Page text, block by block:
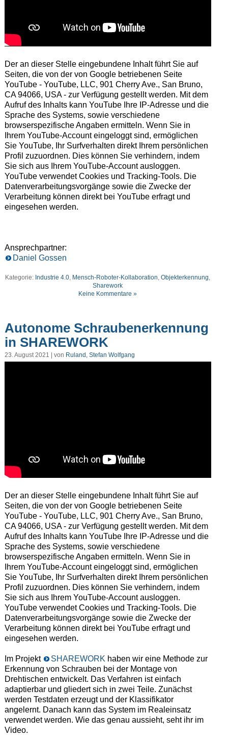
Der an dieser Stelle eingebundene Inhalt führt Sie auf
Seiten, die von der von Google betriebenen Seite
YouTube - YouTube, LLC, 901 Cherry Ave., San Bruno,
CA 94066, USA - zur Verfügung gestellt werden. Mit dem
Aufruf des Inhalts kann YouTube Ihre IP-Adresse und die
Sprache des Systems, sowie verschiedene
browserspezifische Angaben ermitteln. Wenn Sie in
Ihrem YouTube-Account eingeloggt sind, ermöglichen
Sie YouTube, Ihr Surfverhalten direkt Ihrem persönlichen
Profil zuzuordnen. Dies können Sie verhindern, indem
Sie sich aus Ihrem YouTube-Account ausloggen.
YouTube verwendet Cookies und Tracking-Tools. Die
Datenverarbeitungsvorgänge sowie die Zwecke der
Verarbeitung können direkt bei YouTube erfragt und
eingesehen werden.
Ansprechpartner:
Daniel Gossen
Kategorie: Industrie 4.0, Mensch-Roboter-Kollaboration,Objekterkennung,
Sharework
Keine Kommentare »
Autonome Schraubenerkennung
in SHAREWORK
23. August 2021 | von Ruland, Stefan Wolfgang
Der an dieser Stelle eingebundene Inhalt führt Sie auf
Seiten, die von der von Google betriebenen Seite
YouTube - YouTube, LLC, 901 Cherry Ave., San Bruno,
CA 94066, USA - zur Verfügung gestellt werden. Mit dem
Aufruf des Inhalts kann YouTube Ihre IP-Adresse und die
Sprache des Systems, sowie verschiedene
browserspezifische Angaben ermitteln. Wenn Sie in
Ihrem YouTube-Account eingeloggt sind, ermöglichen
Sie YouTube, Ihr Surfverhalten direkt Ihrem persönlichen
Profil zuzuordnen. Dies können Sie verhindern, indem
Sie sich aus Ihrem YouTube-Account ausloggen.
YouTube verwendet Cookies und Tracking-Tools. Die
Datenverarbeitungsvorgänge sowie die Zwecke der
Verarbeitung können direkt bei YouTube erfragt und
eingesehen werden.
Im Projekt SHAREWORK haben wir eine Methode zur
Erkennung von Schrauben bei der Montage von
Drehtischen entwickelt. Das Verfahren ist einfach
adaptierbar und gliedert sich in zwei Teile. Zunächst
werden Testdaten erzeugt und der Klassifikator
angelernt. Danach kann das System im Realeinsatz
verwendet werden. Wie das genau aussieht, seht ihr im
Video.